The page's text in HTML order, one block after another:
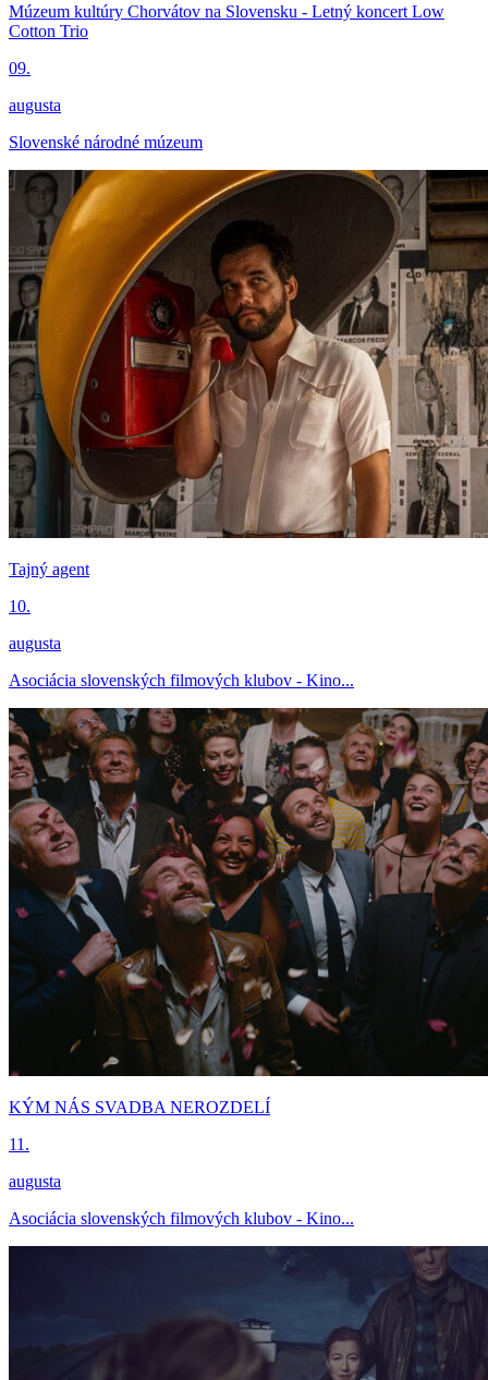
Múzeum kultúry Chorvátov na Slovensku - Letný koncert Low
Cotton Trio
09.
augusta
Slovenské národné múzeum
Tajný agent
10.
augusta
Asociácia slovenských filmových klubov - Kino...
KÝM NÁS SVADBA NEROZDELÍ
11.
augusta
Asociácia slovenských filmových klubov - Kino...